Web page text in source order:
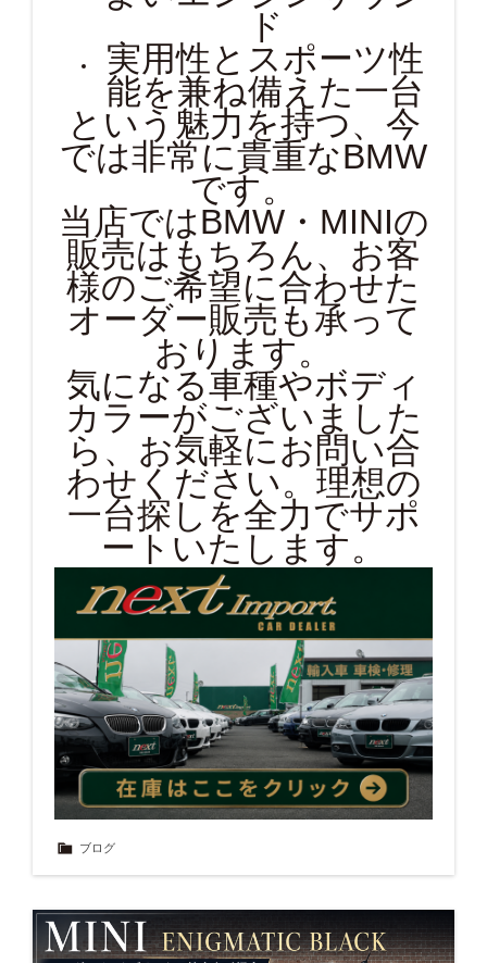
ド
実用性とスポーツ性
能を兼ね備えた一台
という魅力を持つ、今
では非常に貴重なBMW
です。
当店ではBMW・MINIの
販売はもちろん、お客
様のご希望に合わせた
オーダー販売も承って
おります。
気になる車種やボディ
カラーがございました
ら、お気軽にお問い合
わせください。理想の
一台探しを全力でサポ
ートいたします。
ブログ